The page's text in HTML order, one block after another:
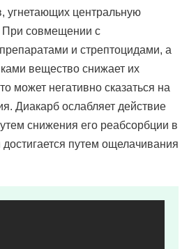
угнетающих центральную
При совмещении с
и стрептоцидами, а
вещество снижает их
может негативно сказаться на
Диакарб ослабляет действие
снижения его реабсорбции в
путем ощелачивания